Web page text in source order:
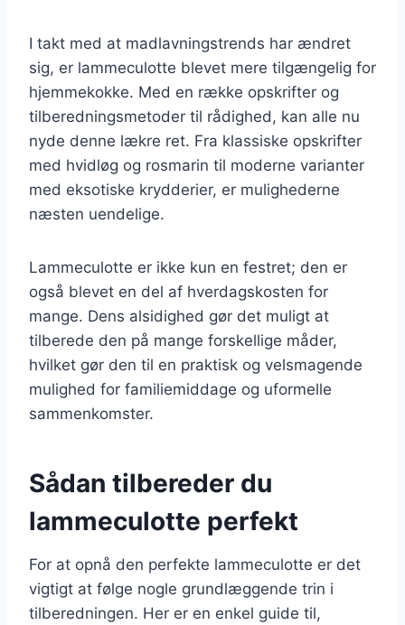
I takt med at madlavningstrends har ændret
sig, er lammeculotte blevet mere tilgængelig for
hjemmekokke. Med en række opskrifter og
tilberedningsmetoder til rådighed, kan alle nu
nyde denne lækre ret. Fra klassiske opskrifter
med hvidløg og rosmarin til moderne varianter
med eksotiske krydderier, er mulighederne
næsten uendelige.
Lammeculotte er ikke kun en festret; den er
også blevet en del af hverdagskosten for
mange. Dens alsidighed gør det muligt at
tilberede den på mange forskellige måder,
hvilket gør den til en praktisk og velsmagende
mulighed for familiemiddage og uformelle
sammenkomster.
Sådan tilbereder du
lammeculotte perfekt
For at opnå den perfekte lammeculotte er det
vigtigt at følge nogle grundlæggende trin i
tilberedningen. Her er en enkel guide til,